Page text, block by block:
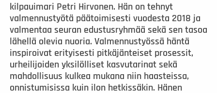
kilpauimari Petri Hirvonen. Hän on tehnyt
valmennustyötä päätoimisesti vuodesta 2018 ja
valmentaa seuran edustusryhmää sekä sen tasoa
lähellä olevia nuoria. Valmennustyössä häntä
inspiroivat erityisesti pitkäjänteiset prosessit,
urheilijoiden yksilölliset kasvutarinat sekä
mahdollisuus kulkea mukana niin haasteissa,
onnistumisissa kuin ilon hetkissäkin. Hänen